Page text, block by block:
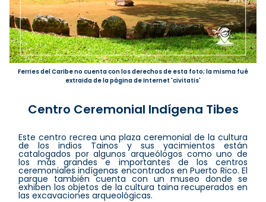
Ferries del Caribe no cuenta con los derechos de esta foto; la misma fué
extraida de la página de Internet 'civitatis'
Centro Ceremonial Indígena Tibes
Este centro recrea una plaza ceremonial de la cultura
de los indios Tainos y sus yacimientos están
catalogados por algunos arqueólogos como uno de
los más grandes e importantes de los centros
ceremoniales indígenas encontrados en Puerto Rico. El
parque también cuenta con un museo donde se
exhiben los objetos de la cultura taina recuperados en
las excavaciones arqueológicas.